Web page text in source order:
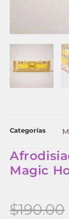
Categorías
Magic
$190.00